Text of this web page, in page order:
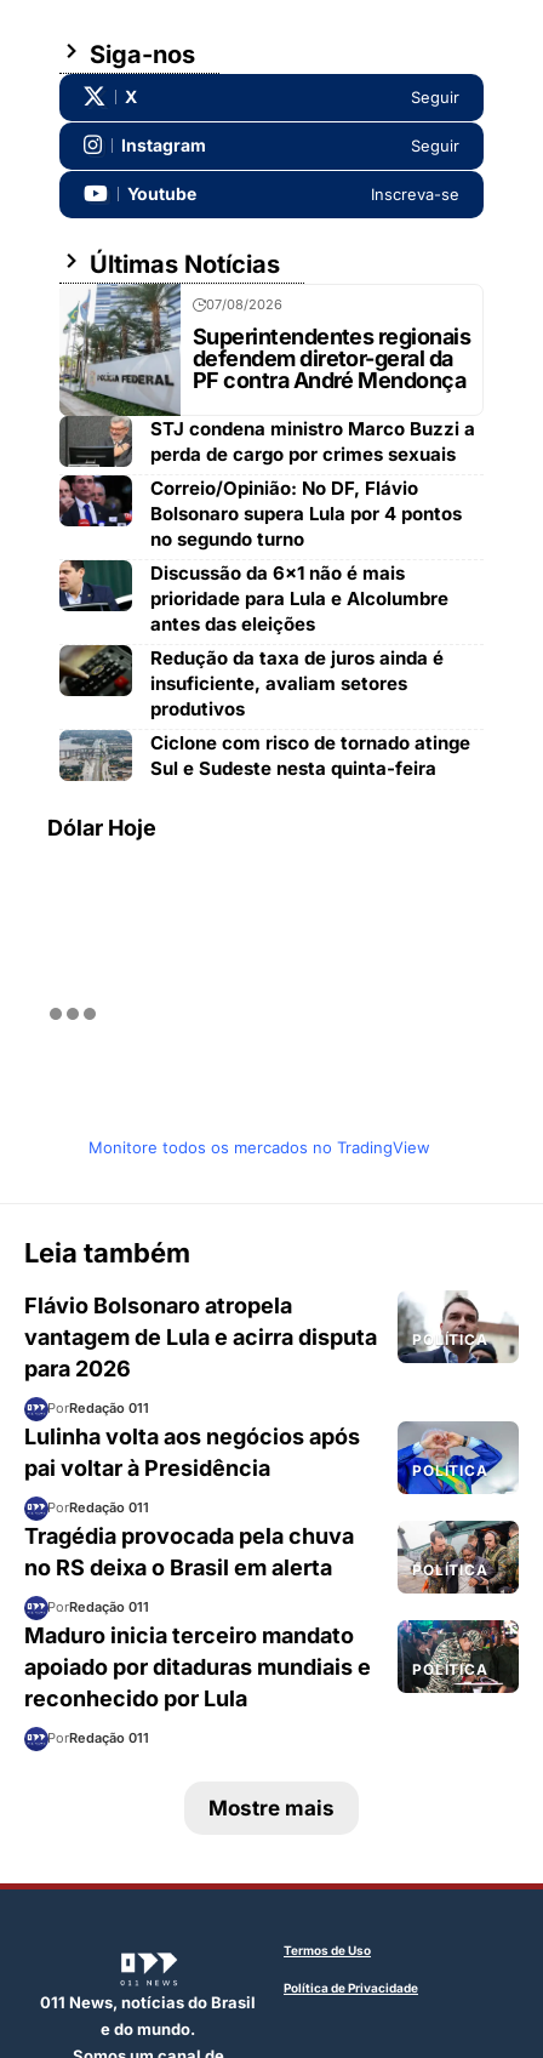
Siga-nos
X Seguir
Instagram Seguir
Youtube Inscreva-se
Últimas Notícias
07/08/2026
Superintendentes regionais
defendem diretor-geral da
PF contra André Mendonça
STJ condena ministro Marco Buzzi a
perda de cargo por crimes sexuais
Correio/Opinião: No DF, Flávio
Bolsonaro supera Lula por 4 pontos
no segundo turno
Discussão da 6×1 não é mais
prioridade para Lula e Alcolumbre
antes das eleições
Redução da taxa de juros ainda é
insuficiente, avaliam setores
produtivos
Ciclone com risco de tornado atinge
Sul e Sudeste nesta quinta-feira
Dólar Hoje
Monitore todos os mercados no TradingView
Leia também
POLÍTICA
Flávio Bolsonaro atropela
vantagem de Lula e acirra disputa
para 2026
PorRedação 011
POLÍTICA
Lulinha volta aos negócios após
pai voltar à Presidência
PorRedação 011
POLÍTICA
Tragédia provocada pela chuva
no RS deixa o Brasil em alerta
PorRedação 011
POLÍTICA
Maduro inicia terceiro mandato
apoiado por ditaduras mundiais e
reconhecido por Lula
PorRedação 011
Mostre mais
011 News, notícias do Brasil
e do mundo.
Termos de Uso
Política de Privacidade